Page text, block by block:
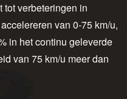
tot verbeteringen in
van 0-75 km/u,
in het continu geleverde
van 75 km/u meer dan